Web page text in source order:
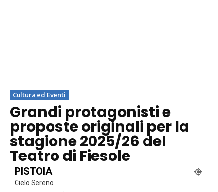
Cultura ed Eventi
Grandi protagonisti e
proposte originali per la
stagione 2025/26 del
Teatro di Fiesole
PISTOIA
Cielo Sereno